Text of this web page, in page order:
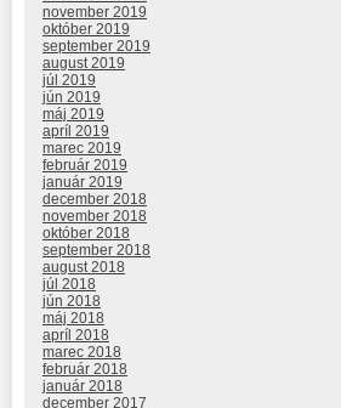
november 2019
október 2019
september 2019
august 2019
júl 2019
jún 2019
máj 2019
apríl 2019
marec 2019
február 2019
január 2019
december 2018
november 2018
október 2018
september 2018
august 2018
júl 2018
jún 2018
máj 2018
apríl 2018
marec 2018
február 2018
január 2018
december 2017